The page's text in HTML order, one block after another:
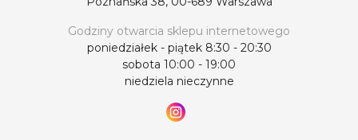
Godziny otwarcia sklepu internetowego
poniedziałek - piątek 8:30 - 20:30
sobota 10:00 - 19:00
niedziela nieczynne